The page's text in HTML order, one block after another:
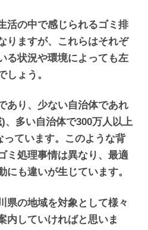
活の中で感じられるゴミ排
りますが、これらはそれぞ
る状況や環境によっても左
しょう。
あり、少ない自治体であれ
、多い自治体で300万人以上
ています。このような背
ミ処理事情は異なり、最適
にも違いが生じています。
県の地域を対象として様々
内していければと思いま